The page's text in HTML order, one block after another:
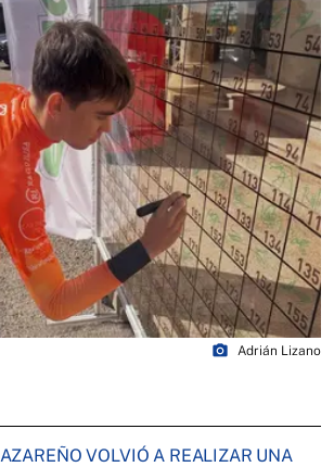
VOLVIÓ A REALIZAR UNA
photo_camera Adrián Lizano